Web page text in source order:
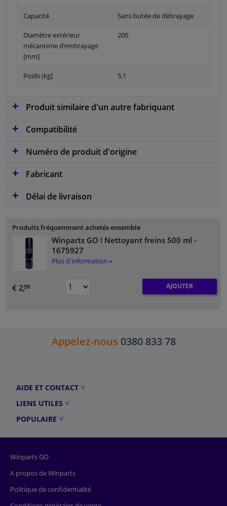
Capacité Sans butée de débrayage
Diamètre extérieur
mécanisme d’embrayage
[mm]
200
Poids (kg] 5,1
Produit similaire d'un autre fabriquant
Compatibilité
Numéro de produit d'origine
Fabricant
Délai de livraison
Produits fréquemment achetés ensemble
Winparts GO ! Nettoyant freins 500 ml -
1675927
Plus d'information »
€ 2,99 AJOUTER
Appelez-nous 0380 833 78
AIDE ET CONTACT
LIENS UTILES
POPULAIRE
Winparts GO
A propos de Winparts
Politique de confidentialité